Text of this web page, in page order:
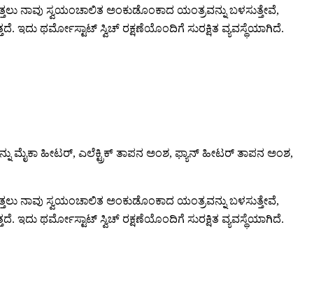
ನಾವು ಸ್ವಯಂಚಾಲಿತ ಅಂಕುಡೊಂಕಾದ ಯಂತ್ರವನ್ನು ಬಳಸುತ್ತೇವೆ,
ಇದು ಥರ್ಮೋಸ್ಟಾಟ್ ಸ್ವಿಚ್ ರಕ್ಷಣೆಯೊಂದಿಗೆ ಸುರಕ್ಷಿತ ವ್ಯವಸ್ಥೆಯಾಗಿದೆ.
ಮೈಕಾ ಹೀಟರ್, ಎಲೆಕ್ಟ್ರಿಕ್ ತಾಪನ ಅಂಶ, ಫ್ಯಾನ್ ಹೀಟರ್ ತಾಪನ ಅಂಶ,
ನಾವು ಸ್ವಯಂಚಾಲಿತ ಅಂಕುಡೊಂಕಾದ ಯಂತ್ರವನ್ನು ಬಳಸುತ್ತೇವೆ,
ಇದು ಥರ್ಮೋಸ್ಟಾಟ್ ಸ್ವಿಚ್ ರಕ್ಷಣೆಯೊಂದಿಗೆ ಸುರಕ್ಷಿತ ವ್ಯವಸ್ಥೆಯಾಗಿದೆ.